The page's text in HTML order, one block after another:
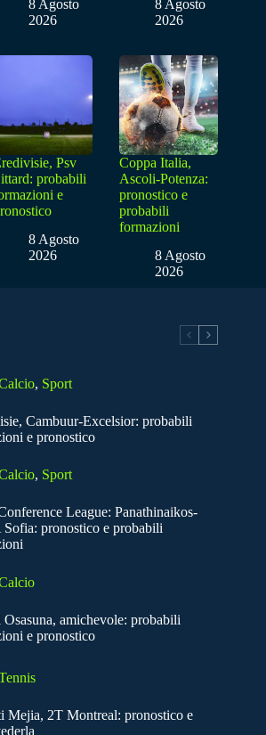
8 Agosto
2026
8 Agosto
2026
Psv
probabili
e
8 Agosto
2026
Coppa Italia,
Ascoli-Potenza:
pronostico e
probabili
formazioni
8 Agosto
2026
, Sport
Cambuur-Excelsior: probabili
e pronostico
, Sport
League: Panathinaikos-
pronostico e probabili
amichevole: probabili
e pronostico
Mejia, 2T Montreal: pronostico e